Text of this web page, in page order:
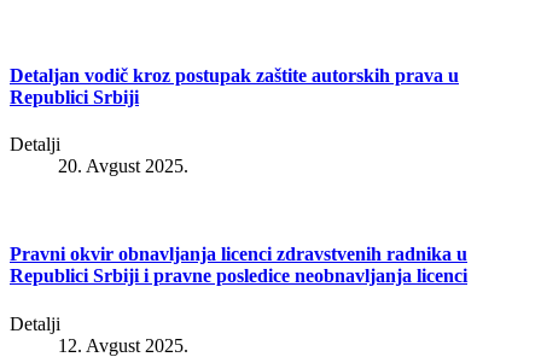
Detaljan vodič kroz postupak zaštite autorskih prava u
Republici Srbiji
Detalji
20. Avgust 2025.
Pravni okvir obnavljanja licenci zdravstvenih radnika u
Republici Srbiji i pravne posledice neobnavljanja licenci
Detalji
12. Avgust 2025.